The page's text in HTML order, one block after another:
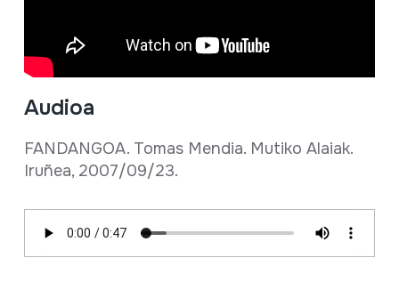
Audioa
FANDANGOA. Tomas Mendia. Mutiko Alaiak.
Iruñea, 2007/09/23.